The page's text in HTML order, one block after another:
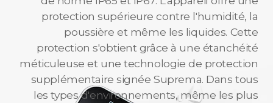
protection supérieure contre l'humidité, la
poussière et même les liquides. Cette
protection s'obtient grâce à une étanchéité
méticuleuse et une technologie de protection
supplémentaire signée Suprema. Dans tous
les types d'environnements, même les plus